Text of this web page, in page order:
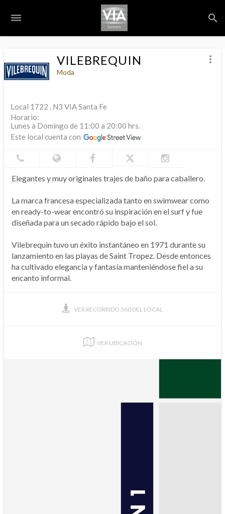
dehaze search
more_vert
VILEBREQUIN
Moda
Local 1722 , N3 VIA Santa Fe
Horario:
Lunes a Domingo de 11:00 a 20:00 hrs.
Este local cuenta con
Elegantes y muy originales trajes de baño para caballero.
La marca francesa especializada tanto en swimwear como
en ready-to-wear encontró su inspiración en el surf y fue
diseñada para un secado rápido bajo el sol.
Vilebrequin tuvo un éxito instantáneo en 1971 durante su
lanzamiento en las playas de Saint Tropez. Desde entonces
ha cultivado elegancia y fantasía manteniéndose fiel a su
encanto informal.
VER RECORRIDO 360 DEL LOCAL
VER UBICACIÓN